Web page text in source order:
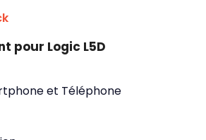
pour Logic L5D
et Téléphone